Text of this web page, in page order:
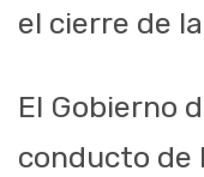
el cierre de
El Gobierno
conducto de